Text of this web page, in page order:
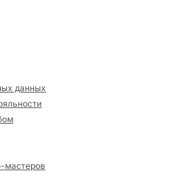
данных
мастеров